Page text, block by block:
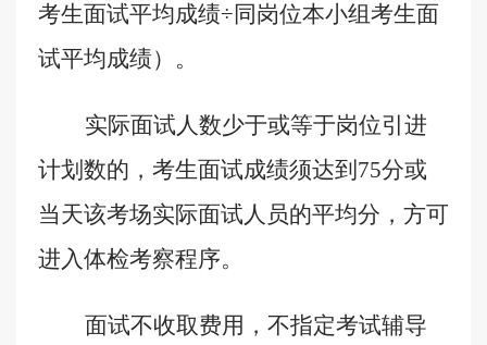
考生面试平均成绩÷同岗位本小组考生面
试平均成绩）。
实际面试人数少于或等于岗位引进
计划数的，考生面试成绩须达到 75分或
当天该考场实际面试人员的平均分，方可
进入体检考察程序。
面试不收取费用，不指定考试辅导